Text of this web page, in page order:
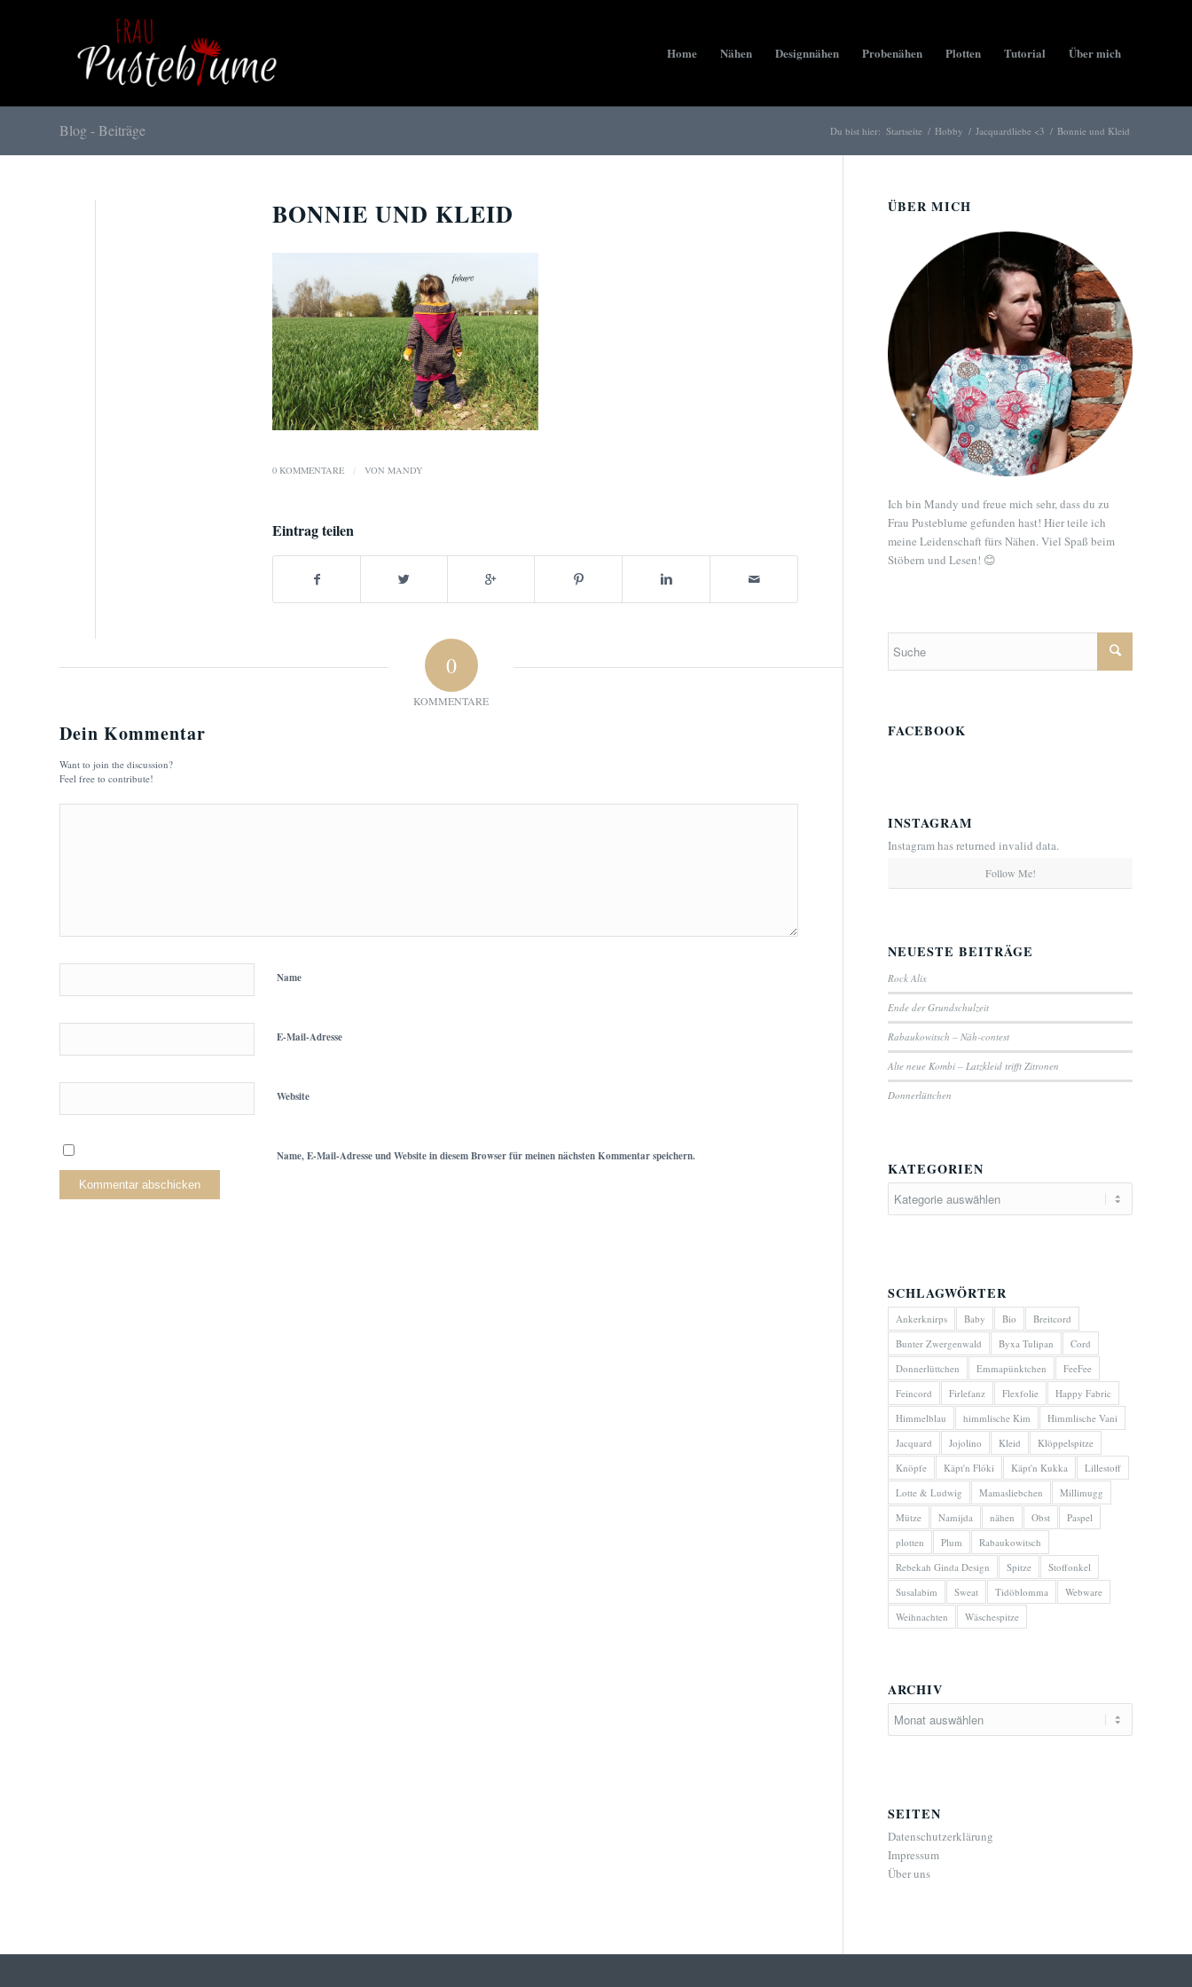
Home Nähen Designnähen Probenähen Plotten Tutorial Über mich
Blog - Beiträge Du bist hier: Startseite / Hobby / Jacquardliebe <3 / Bonnie und Kleid
BONNIE UND KLEID
0 KOMMENTARE / VON MANDY
Eintrag teilen
0
KOMMENTARE
Dein Kommentar
Want to join the discussion?
Feel free to contribute!
Name
E-Mail-Adresse
Website
Name, E-Mail-Adresse und Website in diesem Browser für meinen nächsten Kommentar speichern.
ÜBER MICH
Ich bin Mandy und freue mich sehr, dass du zu
Frau Pusteblume gefunden hast! Hier teile ich
meine Leidenschaft fürs Nähen. Viel Spaß beim
Stöbern und Lesen! 😊
FACEBOOK
INSTAGRAM
Instagram has returned invalid data.
Follow Me!
NEUESTE BEITRÄGE
Rock Alix
Ende der Grundschulzeit
Rabaukowitsch – Näh-contest
Alte neue Kombi – Latzkleid trifft Zitronen
Donnerlüttchen
KATEGORIEN
SCHLAGWÖRTER
Ankerknirps Baby Bio
Breitcord
Bunter Zwergenwald
Byxa Tulipan
Cord
Donnerlüttchen
Emmapünktchen
FeeFee
Feincord
Firlefanz Flexfolie
Happy Fabric
Himmelblau
himmlische Kim
Himmlische Vani
Jacquard
Jojolino Kleid
Klöppelspitze
Knöpfe
Käpt'n Flóki Käpt'n Kukka
Lillestoff
Lotte & Ludwig
Mamasliebchen
Millimugg
Mütze
Namijda nähen Obst
Paspel
plotten
Plum
Rabaukowitsch
Rebekah Ginda Design
Spitze
Stoffonkel
Susalabim
Sweat Tidöblomma
Webware
Weihnachten
Wäschespitze
ARCHIV
SEITEN
Datenschutzerklärung
Impressum
Über uns